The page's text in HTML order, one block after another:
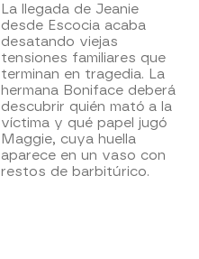
La llegada de Jeanie
desde Escocia acaba
desatando viejas
tensiones familiares que
terminan en tragedia. La
hermana Boniface deberá
descubrir quién mató a la
víctima y qué papel jugó
Maggie, cuya huella
aparece en un vaso con
restos de barbitúrico.